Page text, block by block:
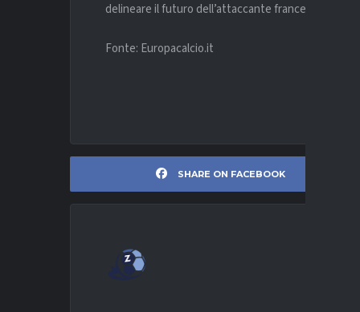
delineare il futuro dell’attaccante francese.
Fonte: Europacalcio.it
SHARE ON FACEBOOK